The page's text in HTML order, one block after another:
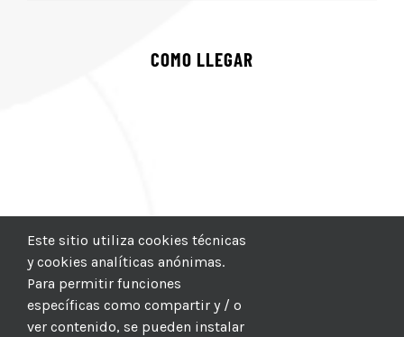
COMO LLEGAR
Este sitio utiliza cookies técnicas
y cookies analíticas anónimas.
Para permitir funciones
específicas como compartir y / o
ver contenido, se pueden instalar